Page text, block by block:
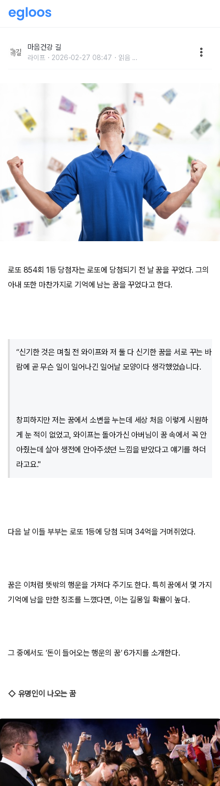
마음건강 길
라이프 2026-02-27 08:47 읽음 ...
로또 854회 1등 당첨자는 로또에 당첨되기 전 날 꿈을 꾸었다. 그의
아내 또한 마찬가지로 기억에 남는 꿈을 꾸었다고 한다.
“신기한 것은 며칠 전 와이프와 저 둘 다 신기한 꿈을 서로 꾸는 바
람에 곧 무슨 일이 일어나긴 일어날 모양이다 생각했었습니다.
창피하지만 저는 꿈에서 소변을 누는데 세상 처음 이렇게 시원하
게 눈 적이 없었고, 와이프는 돌아가신 아버님이 꿈 속에서 꼭 안
아줬는데 살아 생전에 안아주셨던 느낌을 받았다고 얘기를 하더
라고요."
다음 날 이들 부부는 로또 1등에 당첨 되며 34억을 거머쥐었다.
꿈은 이처럼 뜻밖의 행운을 가져다 주기도 한다. 특히 꿈에서 몇 가지
기억에 남을 만한 징조를 느꼈다면, 이는 길몽일 확률이 높다.
그 중에서도 ‘돈이 들어오는 행운의 꿈’ 6가지를 소개한다.
◇ 유명인이 나오는 꿈